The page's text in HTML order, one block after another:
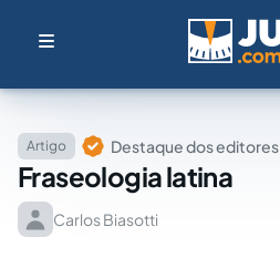
Artigo Destaque dos editores
Fraseologia latina
Carlos Biasotti